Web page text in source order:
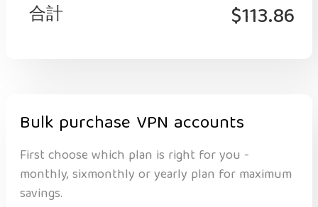
合計 $113.86
Bulk purchase VPN accounts
First choose which plan is right for you -
monthly, sixmonthly or yearly plan for maximum
savings.